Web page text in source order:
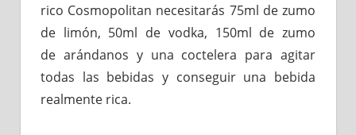
rico Cosmopolitan necesitarás 75ml de zumo
de limón, 50ml de vodka, 150ml de zumo
de arándanos y una coctelera para agitar
todas las bebidas y conseguir una bebida
realmente rica.